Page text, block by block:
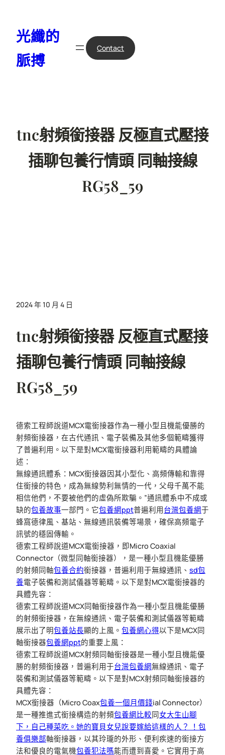
光纖的
脈搏
Contact
tnc射頻銜接器 反極直式壓接
插聊包養行情頭 同軸接線
RG58_59
2024 年 10 月 4 日
tnc射頻銜接器 反極直式壓接
插聊包養行情頭 同軸接線
RG58_59
德索工程師說道MCX電銜接器作為一種小型且機能優勝的
射頻銜接器，在古代通訊、電子裝備及其他多個範疇獲得
了普遍利用。以下是對MCX電銜接器利用範疇的具體論
述：
無線通訊體系：MCX銜接器因其小型化、高頻傳輸和靠得
住銜接的特色，成為無線勢利無情的一代，父母千萬不能
相信他們，不要被他們的虛偽所欺騙。”通訊體系中不成或
缺的包養故事一部門。它包養網ppt普遍利用 台灣包養網于
蜂窩德律風、基站、無線通訊裝備等場景，確保高頻電子
訊號的穩固傳輸。
德索工程師說道MCX電銜接器，即Micro Coaxial
Connector（微型同軸銜接器），是一種小型且機能優勝
的射頻同軸包養合約銜接器，普遍利用于無線通訊、 sd包
養電子裝備和測試儀器等範疇。以下是對MCX電銜接器的
具體先容：
德索工程師說道MCX同軸銜接器作為一種小型且機能優勝
的射頻銜接器，在無線通訊、電子裝備和測試儀器等範疇
展示出了明包養站長顯的上風。 包養網心得以下是MCX同
軸銜接器包養網ppt的重要上風：
德索工程師說道MCX射頻同軸銜接器是一種小型且機能優
勝的射頻銜接器，普遍利用于台灣包養網無線通訊、電子
裝備和測試儀器等範疇。以下是對MCX射頻同軸銜接器的
具體先容：
MCX銜接器（Micro Coax包養一個月價錢ial Connector）
是一種推進式銜接構造的射頻包養網比較同女大生山腳
下，自己種菜吃。她的寶貝女兒說要嫁給這樣的人？ ！包
養俱樂部軸銜接器，以其玲瓏的外形、便利疾速的銜接方
法和優良的電氣機包養犯法嗎能而遭到喜愛。它實用于高